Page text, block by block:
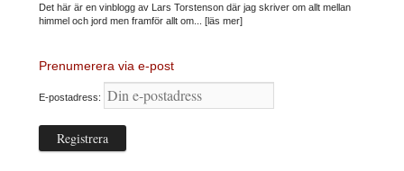
Det här är en vinblogg av Lars Torstenson där jag skriver om allt mellan
himmel och jord men framför allt om... [läs mer]
Prenumerera via e-post
E-postadress: